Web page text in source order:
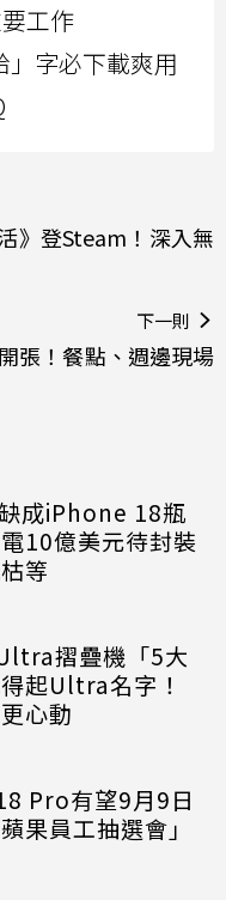
工作
」字必下載爽用
》登Steam！深入無
下一則
張！餐點、週邊現場
成iPhone 18瓶
10億美元待封裝
等
摺疊機「5大
起Ultra名字！
心動
Pro有望9月9日
果員工抽選會」